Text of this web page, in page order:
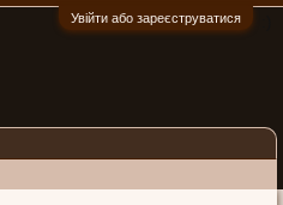
Увійти або зареєструватися